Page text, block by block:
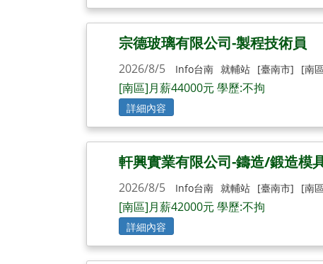
宗德玻璃有限公司-製程技術員
2026/8/5 Info台南 就輔站 [臺南市] [南
[南區]月薪44000元 學歷:不拘
詳細內容
軒興實業有限公司-鑄造/鍛造模
2026/8/5 Info台南 就輔站 [臺南市] [南
[南區]月薪42000元 學歷:不拘
詳細內容